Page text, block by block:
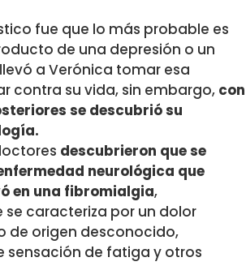
fue que lo más probable es
de una depresión o un
a Verónica tomar esa
contra su vida, sin embargo, con
se descubrió su
descubrieron que se
neurológica que
en una fibromialgia,
caracteriza por un dolor
de origen desconocido,
de fatiga y otros